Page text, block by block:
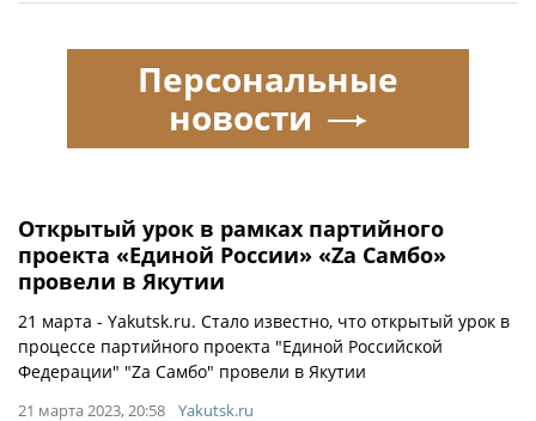
Открытый урок в рамках партийного
проекта «Единой России» «Za Самбо»
провели в Якутии
21 марта - Yakutsk.ru. Стало известно, что открытый урок в
процессе партийного проекта "Единой Российской
Федерации" "Za Самбо" провели в Якутии
21 марта 2023, 20:58 Yakutsk.ru
Персональные
новости